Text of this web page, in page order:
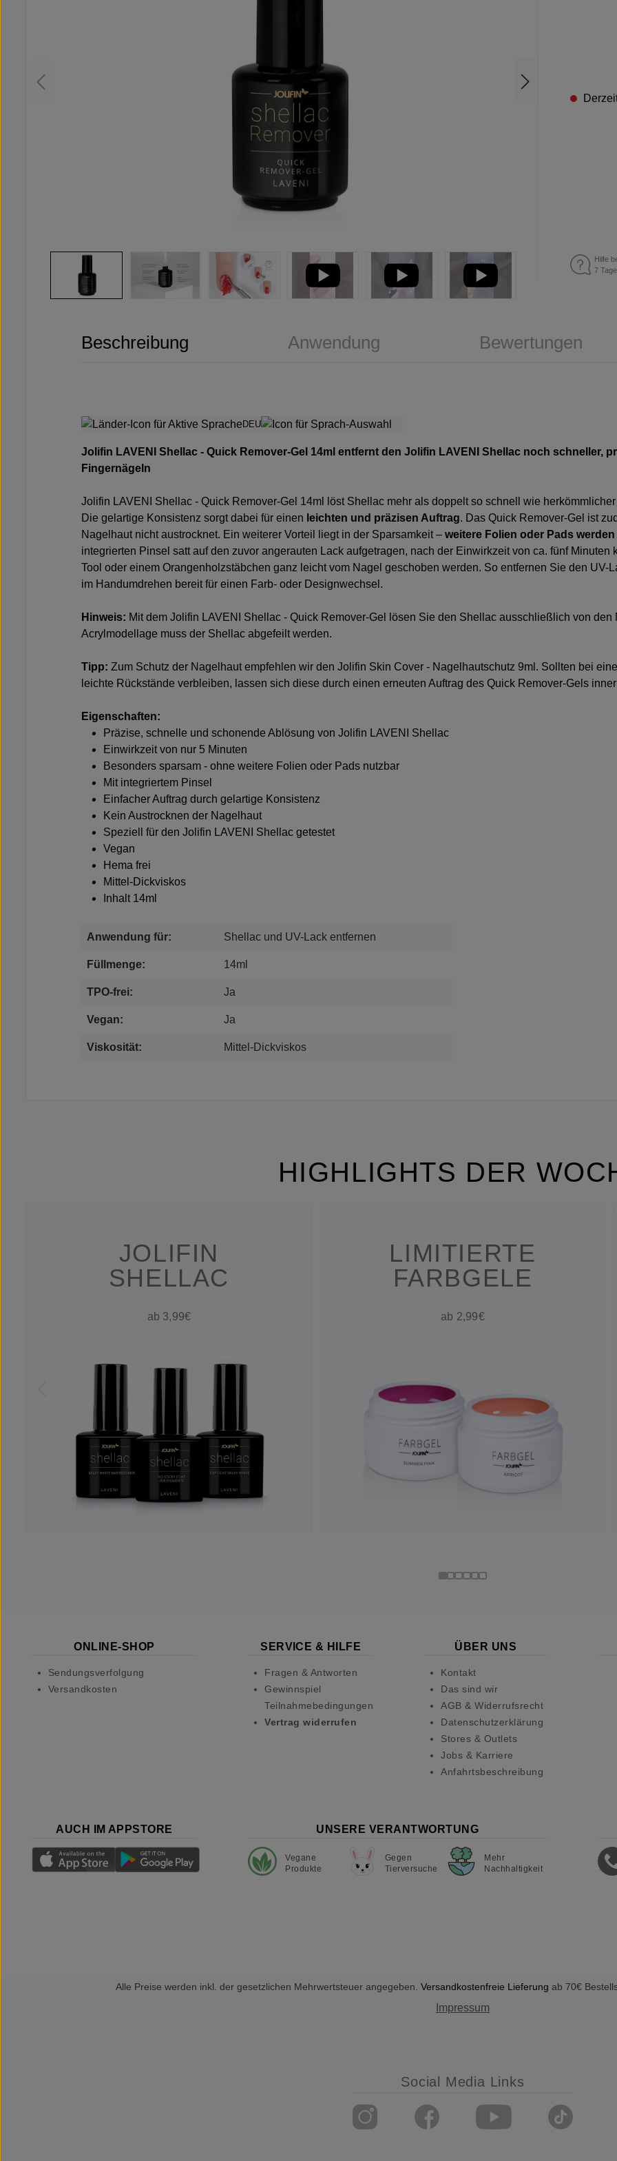
Hilfe
7
Beschreibung Anwendung Bewertungen
DEU
Jolifin LAVENI Shellac - Quick Remover-Gel 14ml entfernt den Jolifin LAVENI Shellac noch schneller,
Fingernägeln
Jolifin LAVENI Shellac - Quick Remover-Gel 14ml löst Shellac mehr als doppelt so schnell wie
Die gelartige Konsistenz sorgt dabei für einen leichten und präzisen Auftrag. Das Quick Remover-Gel ist
Nagelhaut nicht austrocknet. Ein weiterer Vorteil liegt in der Sparsamkeit – weitere Folien oder Pads
integrierten Pinsel satt auf den zuvor angerauten Lack aufgetragen, nach der Einwirkzeit von ca. fünf
Tool oder einem Orangenholzstäbchen ganz leicht vom Nagel geschoben werden. So entfernen Sie den
im Handumdrehen bereit für einen Farb- oder Designwechsel.
Hinweis: Mit dem Jolifin LAVENI Shellac - Quick Remover-Gel lösen Sie den Shellac ausschließlich von den
Acrylmodellage muss der Shellac abgefeilt werden.
Tipp: Zum Schutz der Nagelhaut empfehlen wir den Jolifin Skin Cover - Nagelhautschutz 9ml . Sollten bei
leichte Rückstände verbleiben, lassen sich diese durch einen erneuten Auftrag des Quick Remover-Gels
Eigenschaften:
Präzise, schnelle und schonende Ablösung von Jolifin LAVENI Shellac
Einwirkzeit von nur 5 Minuten
Besonders sparsam - ohne weitere Folien oder Pads nutzbar
Mit integriertem Pinsel
Einfacher Auftrag durch gelartige Konsistenz
Kein Austrocknen der Nagelhaut
Speziell für den Jolifin LAVENI Shellac getestet
Vegan
Hema frei
Mittel-Dickviskos
Inhalt 14ml
Anwendung für: Shellac und UV-Lack entfernen
Füllmenge: 14ml
TPO-frei: Ja
Vegan: Ja
Viskosität: Mittel-Dickviskos
HIGHLIGHTS DER
JOLIFIN
SHELLAC
ab 3,99€
LIMITIERTE
FARBGELE
ab 2,99€
ONLINE-SHOP
Sendungsverfolgung
Versandkosten
SERVICE & HILFE
Fragen & Antworten
Gewinnspiel
Teilnahmebedingungen
Vertrag widerrufen
ÜBER UNS
Kontakt
Das sind wir
AGB & Widerrufsrecht
Datenschutzerklärung
Stores & Outlets
Jobs & Karriere
Anfahrtsbeschreibung
AUCH IM APPSTORE UNSERE VERANTWORTUNG
Vegane
Produkte
Gegen
Tierversuche
Mehr
Nachhaltigkeit
Alle Preise werden inkl. der gesetzlichen Mehrwertsteuer angegeben. Versandkostenfreie Lieferung ab 70€
Impressum
Social Media Links